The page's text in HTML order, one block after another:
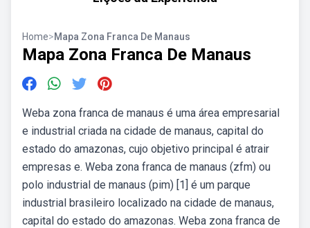
Home>Mapa Zona Franca De Manaus
Mapa Zona Franca De Manaus
Weba zona franca de manaus é uma área empresarial
e industrial criada na cidade de manaus, capital do
estado do amazonas, cujo objetivo principal é atrair
empresas e. Weba zona franca de manaus (zfm) ou
polo industrial de manaus (pim) [1] é um parque
industrial brasileiro localizado na cidade de manaus,
capital do estado do amazonas. Weba zona franca de